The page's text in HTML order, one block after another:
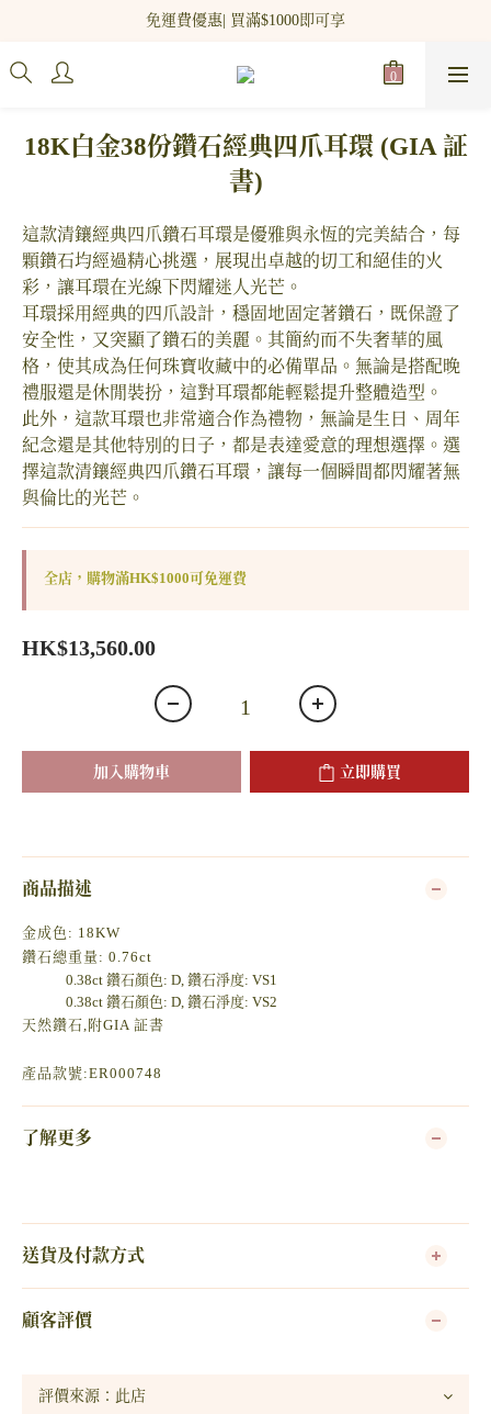
新網站會員登記 即贈$100 購物金!
免運費優惠| 買滿$1000即可享
新網站會員登記 即贈$100 購物金!
18K白金38份鑽石經典四爪耳環 (GIA 証
書)
這款清鑲經典四爪鑽石耳環是優雅與永恆的完美結合，每
顆鑽石均經過精心挑選，展現出卓越的切工和絕佳的火
彩，讓耳環在光線下閃耀迷人光芒。
耳環採用經典的四爪設計，穩固地固定著鑽石，既保證了
安全性，又突顯了鑽石的美麗。其簡約而不失奢華的風
格，使其成為任何珠寶收藏中的必備單品。無論是搭配晚
禮服還是休閒裝扮，這對耳環都能輕鬆提升整體造型。
此外，這款耳環也非常適合作為禮物，無論是生日、周年
紀念還是其他特別的日子，都是表達愛意的理想選擇。選
擇這款清鑲經典四爪鑽石耳環，讓每一個瞬間都閃耀著無
與倫比的光芒。
全店，購物滿HK$1000可免運費
HK$13,560.00
加入購物車 立即購買
商品描述
金成色: 18KW
鑽石總重量: 0.76ct
0.38ct 鑽石顏色: D, 鑽石淨度: VS1
0.38ct 鑽石顏色: D, 鑽石淨度: VS2
天然鑽石,附GIA 証書
產品款號:ER000748
了解更多
送貨及付款方式
顧客評價